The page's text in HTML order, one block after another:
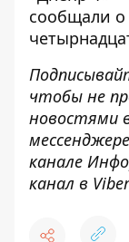
сообщали о
чтобы не
новостями
канале
канал в